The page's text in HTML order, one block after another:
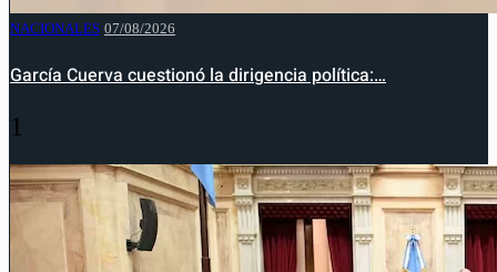
NACIONALES 07/08/2026
García Cuerva cuestionó la dirigencia política:…
1